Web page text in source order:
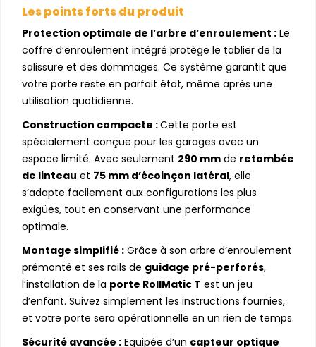
Les points forts du produit
Protection optimale de l’arbre d’enroulement : Le
coffre d’enroulement intégré protège le tablier de la
salissure et des dommages. Ce système garantit que
votre porte reste en parfait état, même après une
utilisation quotidienne.
Construction compacte :Cette porte est
spécialement conçue pour les garages avec un
espace limité. Avec seulement 290 mm de retombée
de linteau et 75 mm d’écoinçon latéral, elle
s’adapte facilement aux configurations les plus
exigües, tout en conservant une performance
optimale.
Montage simplifié : Grâce à son arbre d’enroulement
prémonté et ses rails de guidage pré-perforés,
l’installation de la porte RollMatic T est un jeu
d’enfant. Suivez simplement les instructions fournies,
et votre porte sera opérationnelle en un rien de temps.
Sécurité avancée : Equipée d’un capteur optique